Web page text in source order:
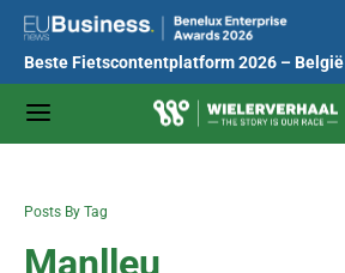
Beste Fietscontentplatform 2026 – België
Posts By Tag
Manlleu